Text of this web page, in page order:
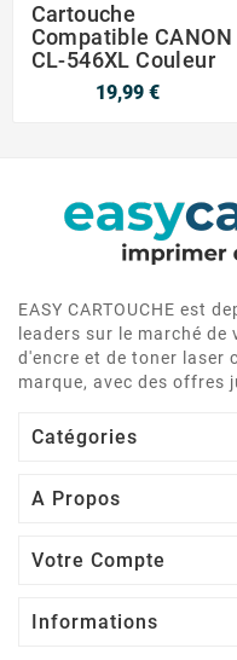
Cartouche
Compatible CANON
CL-546XL Couleur
19,99 €
EASY CARTOUCHE est
leaders sur le marché
d'encre et de toner laser
marque, avec des offres
Catégories
A Propos
Votre Compte
Informations